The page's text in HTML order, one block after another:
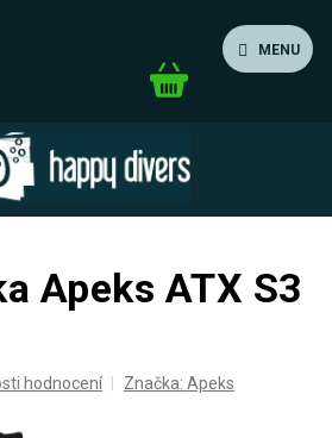
MENU
Nákupní
Apeks ATX S3
hodnocení Značka: Apeks